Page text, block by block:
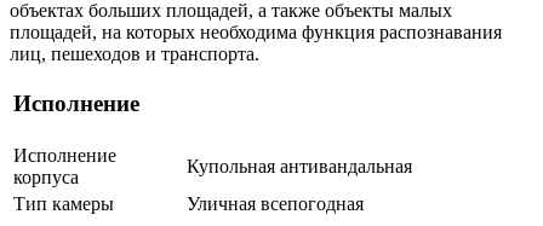
объектах больших площадей, а также объекты малых
площадей, на которых необходима функция распознавания
лиц, пешеходов и транспорта.
Исполнение
Исполнение
корпуса
Купольная антивандальная
Тип камеры
Уличная всепогодная